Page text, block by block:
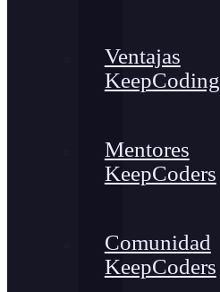
Ventajas
KeepCoding
Mentores
KeepCoders
Comunidad
KeepCoders